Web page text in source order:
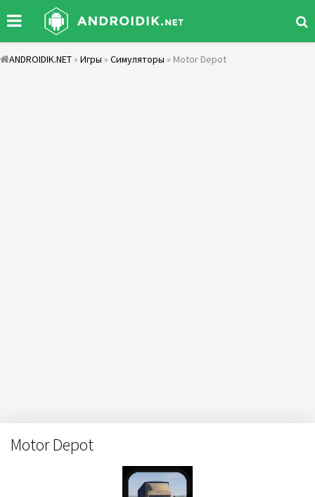
ANDROIDIK.NET » Игры » Симуляторы » Motor Depot
Motor Depot